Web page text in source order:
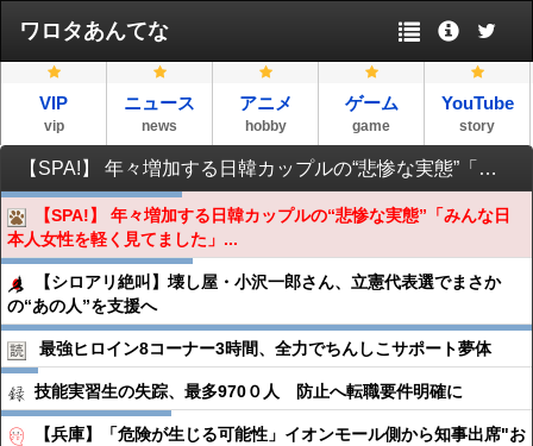
ワロタあんてな
VIP
vip
ニュース
news
アニメ
hobby
ゲーム
game
YouTube
story
【SPA!】 年々増加する日韓カップルの“悲惨な実態”「みんな日本人女性を軽く見てました」殴られ鼻が折れた女性も
【SPA!】 年々増加する日韓カップルの“悲惨な実態”「みんな日
本人女性を軽く見てました」...
【シロアリ絶叫】壊し屋・小沢一郎さん、立憲代表選でまさか
の“あの人”を支援へ
最強ヒロイン8コーナー3時間、全力でちんしこサポート夢体
技能実習生の失踪、最多970０人 防止へ転職要件明確に
【兵庫】「危険が生じる可能性」イオンモール側から知事出席"お